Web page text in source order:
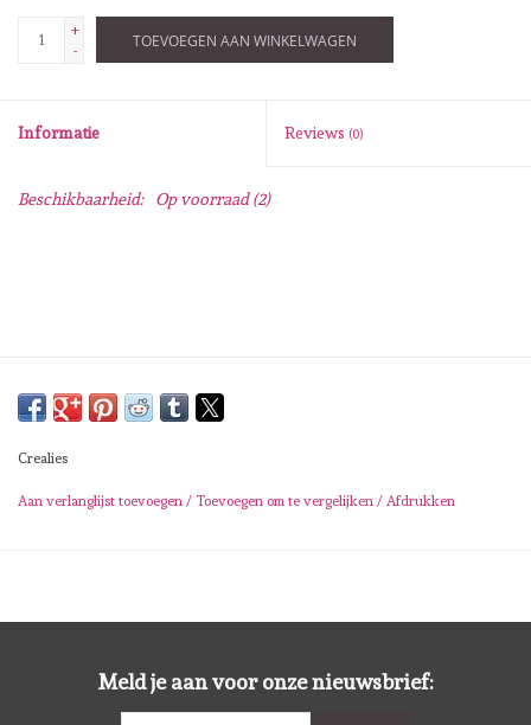
schudmateriaal
Lesia Zgharda
OLO Markers
Siliconen mal
+
-
TOEVOEGEN AAN WINKELWAGEN
Informatie Reviews (0)
Beschikbaarheid: Op voorraad(2)
Crealies
Aan verlanglijst toevoegen / Toevoegen om te vergelijken / Afdrukken
Meld je aan voor onze nieuwsbrief: